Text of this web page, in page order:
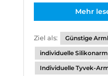
Mehr
Ziel als:
Günstige
individuelle
Individuelle Tyvek-